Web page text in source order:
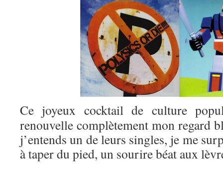
Ce joyeux cocktail de culture
renouvelle complètement mon regard
j’entends un de leurs singles, je me
à taper du pied, un sourire béat aux